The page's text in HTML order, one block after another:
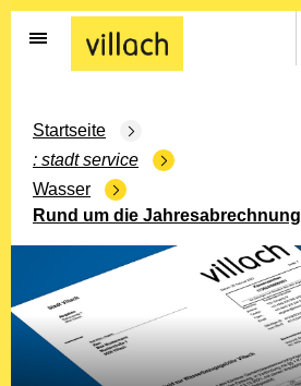
Gehe zur Startseite
Startseite
stadt service
Wasser
Rund um die Jahresabrechnung